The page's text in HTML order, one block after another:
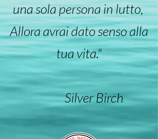
una sola persona in lutto,
Allora avrai dato senso alla
tua vita."
Silver Birch